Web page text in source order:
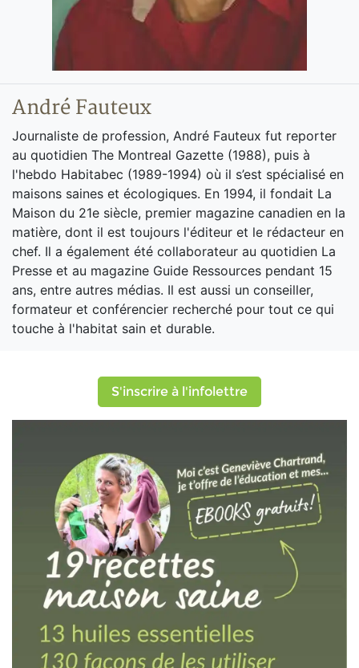
André Fauteux
Journaliste de profession, André Fauteux fut reporter
au quotidien The Montreal Gazette (1988), puis à
l'hebdo Habitabec (1989-1994) où il s’est spécialisé en
maisons saines et écologiques. En 1994, il fondait La
Maison du 21e siècle, premier magazine canadien en la
matière, dont il est toujours l'éditeur et le rédacteur en
chef. Il a également été collaborateur au quotidien La
Presse et au magazine Guide Ressources pendant 15
ans, entre autres médias. Il est aussi un conseiller,
formateur et conférencier recherché pour tout ce qui
touche à l'habitat sain et durable.
S'inscrire à l'infolettre